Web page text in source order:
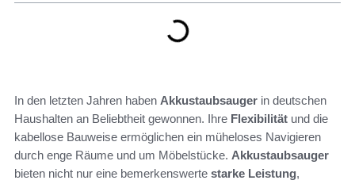
In den letzten Jahren haben Akkustaubsauger in deutschen
Haushalten an Beliebtheit gewonnen. Ihre Flexibilität und die
kabellose Bauweise ermöglichen ein müheloses Navigieren
durch enge Räume und um Möbelstücke. Akkustaubsauger
bieten nicht nur eine bemerkenswerte starke Leistung,